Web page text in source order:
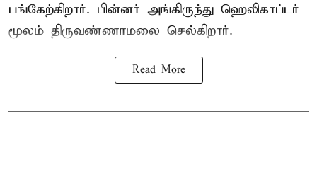
பங்கேற்கிறார். பின்னர் அங்கிருந்து ஹெலிகாப்டர்
மூலம் திருவண்ணாமலை செல்கிறார்.
Read More